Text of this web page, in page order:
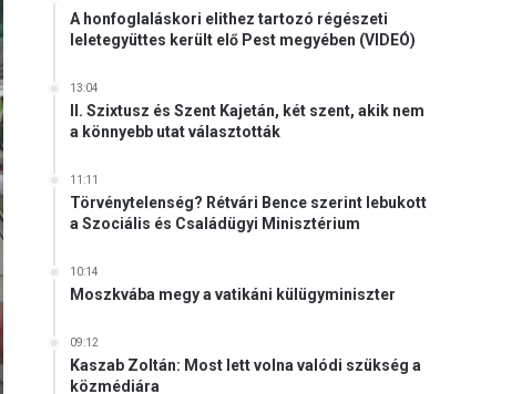
A honfoglaláskori elithez tartozó régészeti
leletegyüttes került elő Pest megyében (VIDEÓ)
13:04
II. Szixtusz és Szent Kajetán, két szent, akik nem
a könnyebb utat választották
11:11
Törvénytelenség? Rétvári Bence szerint lebukott
a Szociális és Családügyi Minisztérium
10:14
Moszkvába megy a vatikáni külügyminiszter
09:12
Kaszab Zoltán: Most lett volna valódi szükség a
közmédiára